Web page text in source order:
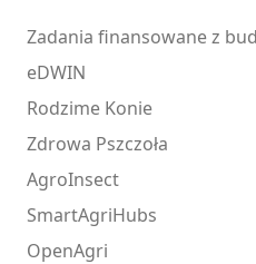
Zadania finansowane z
eDWIN
Rodzime Konie
Zdrowa Pszczoła
AgroInsect
SmartAgriHubs
OpenAgri